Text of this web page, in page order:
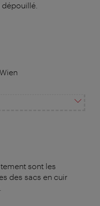
sont les
des sacs en cuir